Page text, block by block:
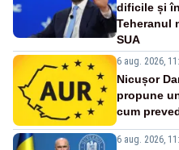
dificile și
Teheranul
SUA
6 aug. 2026,
Nicușor
propune
cum
6 aug. 2026,